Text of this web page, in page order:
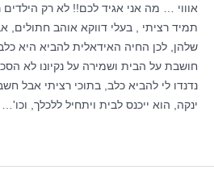
אוווי … מה אני אגיד לכם!! לא רק
תמיד רציתי , בעלי דווקא אוהב חתולים,
שלהן, לכן החיה האידאלית להביא היא
חושבת על הבית ושמירה על נקיונו לא
נדנדו לי להביא כלב, בתוכי רציתי אבל
ינקה, הוא ייכנס לבית ויתחיל ללכלך, וכו'…